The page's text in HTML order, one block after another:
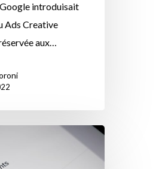
Google introduisait
Ads Creative
aux…